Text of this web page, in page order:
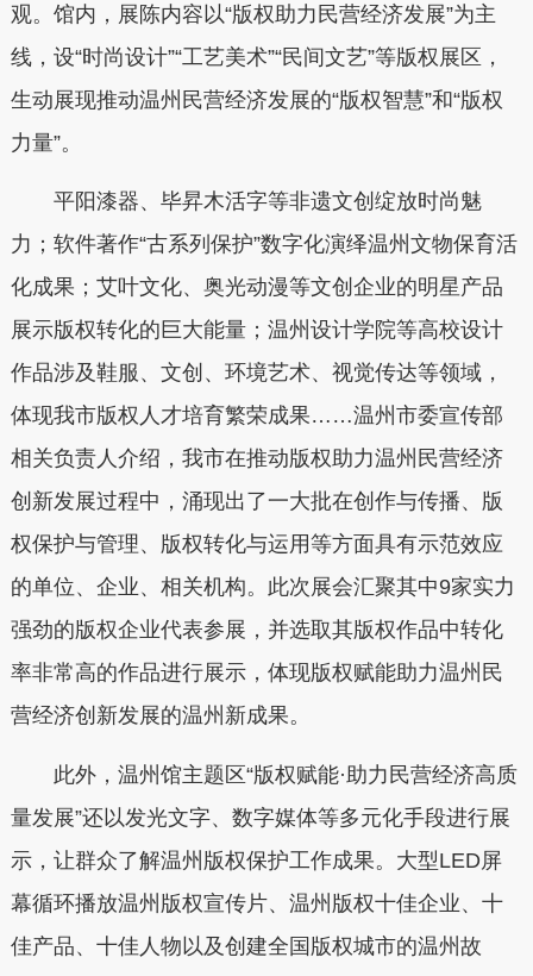
观。馆内，展陈内容以“版权助力民营经济发展”为主
线，设“时尚设计”“工艺美术”“民间文艺”等版权展区，
生动展现推动温州民营经济发展的“版权智慧”和“版权
力量”。
平阳漆器、毕昇木活字等非遗文创绽放时尚魅
力；软件著作“古系列保护”数字化演绎温州文物保育活
化成果；艾叶文化、奥光动漫等文创企业的明星产品
展示版权转化的巨大能量；温州设计学院等高校设计
作品涉及鞋服、文创、环境艺术、视觉传达等领域，
体现我市版权人才培育繁荣成果……温州市委宣传部
相关负责人介绍，我市在推动版权助力温州民营经济
创新发展过程中，涌现出了一大批在创作与传播、版
权保护与管理、版权转化与运用等方面具有示范效应
的单位、企业、相关机构。此次展会汇聚其中9家实力
强劲的版权企业代表参展，并选取其版权作品中转化
率非常高的作品进行展示，体现版权赋能助力温州民
营经济创新发展的温州新成果。
此外，温州馆主题区“版权赋能·助力民营经济高质
量发展”还以发光文字、数字媒体等多元化手段进行展
示，让群众了解温州版权保护工作成果。大型LED屏
幕循环播放温州版权宣传片、温州版权十佳企业、十
佳产品、十佳人物以及创建全国版权城市的温州故